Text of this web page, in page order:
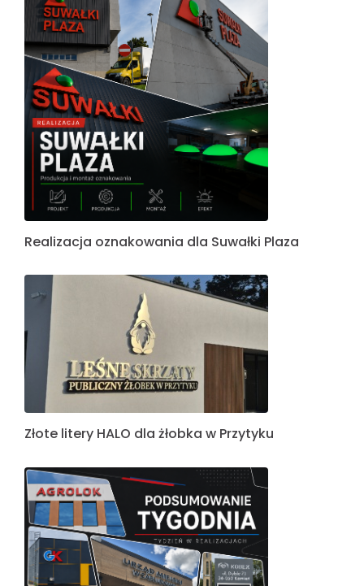
Realizacja oznakowania dla Suwałki Plaza
Złote litery HALO dla żłobka w Przytyku